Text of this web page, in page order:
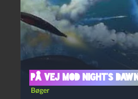
På vej mod Night’s Dawn
Bøger